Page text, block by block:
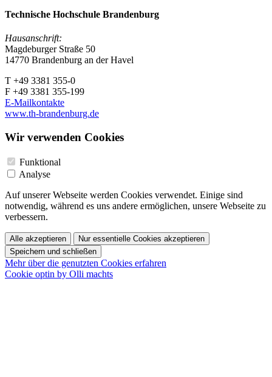
Technische Hochschule Brandenburg
Hausanschrift:
Magdeburger Straße 50
14770 Brandenburg an der Havel
T +49 3381 355-0
F +49 3381 355-199
E-Mailkontakte
www.th-brandenburg.de
Wir verwenden Cookies
Funktional
Analyse
Auf unserer Webseite werden Cookies verwendet. Einige sind
notwendig, während es uns andere ermöglichen, unsere Webseite zu
verbessern.
Alle akzeptieren
Nur essentielle Cookies akzeptieren
Speichern und schließen
Mehr über die genutzten Cookies erfahren
Cookie optin by Olli machts